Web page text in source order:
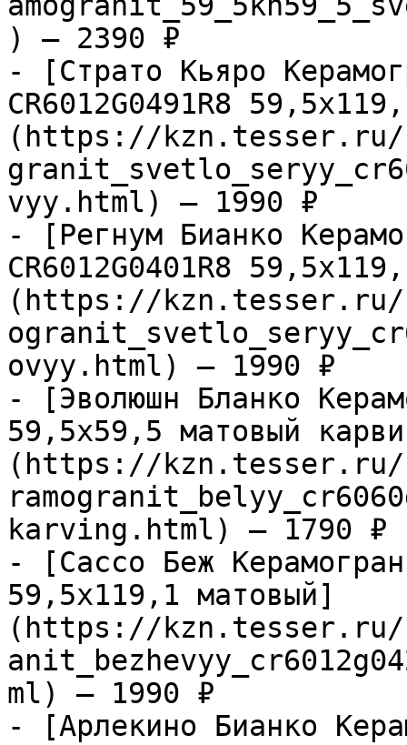
) — 2390 ₽
- [Страто Кьяро
CR6012G0491R8
(https://kzn.tesser.ru/
vyy.html) — 1990 ₽
- [Регнум Бианко
CR6012G0401R8
(https://kzn.tesser.ru/
ovyy.html) — 1990 ₽
- [Эволюшн Бланко
59,5х59,5 матовый
(https://kzn.tesser.ru/
karving.html) — 1790 ₽
- [Сассо Беж
59,5х119,1 матовый]
(https://kzn.tesser.ru/
ml) — 1990 ₽
- [Арлекино Бианко